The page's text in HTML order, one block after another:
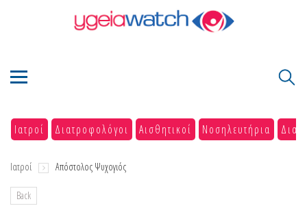
Ιατροί Διατροφολόγοι Αισθητικοί Νοσηλευτήρια
Ιατροί Απόστολος Ψυχογιός
Back